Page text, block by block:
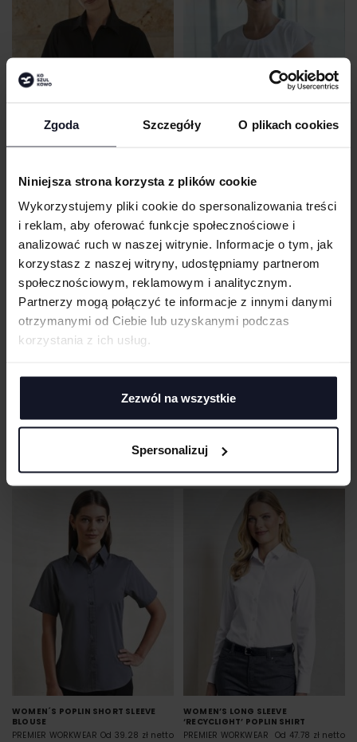
Zgoda Szczegóły O plikach cookies
Niniejsza strona korzysta z plików cookie
Wykorzystujemy pliki cookie do spersonalizowania treści
i reklam, aby oferować funkcje społecznościowe i
analizować ruch w naszej witrynie. Informacje o tym, jak
korzystasz z naszej witryny, udostępniamy partnerom
społecznościowym, reklamowym i analitycznym.
Partnerzy mogą połączyć te informacje z innymi danymi
otrzymanymi od Ciebie lub uzyskanymi podczas
korzystania z ich usług.
Zezwól na wszystkie
Spersonalizuj
LADIES´ WICKING SHORT SLEEVE
SHIRT
LADIES´ PLEAT FRONT SHORT SLEEVE
BLOUSE
BLOUSE
WOMEN´S POPLIN SHORT SLEEVE
BLOUSE
PREMIER WORKWEAR Od 39.28 zł netto
WOMEN’S LONG SLEEVE
‘RECYCLIGHT’ POPLIN SHIRT
PREMIER WORKWEAR Od 47.78 zł netto